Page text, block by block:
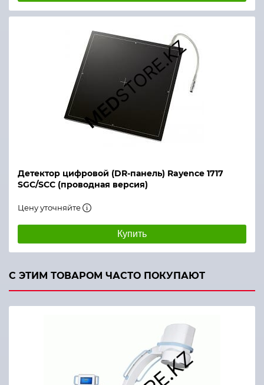
Детектор цифровой (DR-панель) Rayence 1717
SGC/SCC (проводная версия)
Цену уточняйте
Купить
С ЭТИМ ТОВАРОМ ЧАСТО ПОКУПАЮТ